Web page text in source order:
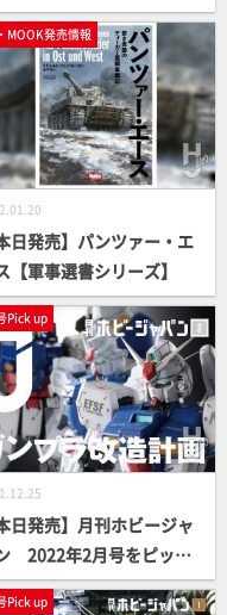
MOOK発売情報
日発売】パンツァー・エ
【軍事選書シリーズ】
Pick up
日発売】月刊ホビージャ
2022年2月号をピック
プ！
Pick up